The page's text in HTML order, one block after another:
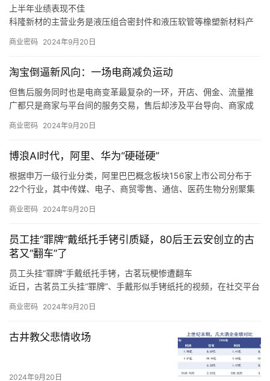
抖音不再陪小杨哥“疯狂”
2024年9月20日
科隆新材IPO：业绩波动、内控缺位或成上市“拦路虎”
上半年业绩表现不佳
科隆新材的主营业务是液压组合密封件和液压软管等橡塑新材料产
品的研发、生产和销售，以及煤矿辅助运输设备的整车设计、生
化橡塑新材料产品。
同时，如果未来煤炭主体能源地位被快速替代，下游客户新机装备
需求减少，科隆新材又未能拓展旧机维修业务，或是未能适应市场
变化、新技术和新产品未能顺应市场发展趋势，那么科隆新材就存
在橡塑新材料产品经营业绩下滑的风险，甚至可能会对公司整体经
商业密码 2024年9月20日
淘宝倒逼新风向：一场电商减负运动
但售后服务同时也是电商变革最复杂的一环，开店、佣金、流量推
广都只是商家与平台间的服务交易，售后却涉及平台导向、商家成
本和消费者体验三方，且受社会消费情绪变化、平台生态优劣的直
我们也发现，在这个过程中，电商平台的自我角色定位也在调整，
从推出「仅退款」的游戏规则制定者、大家长，逐渐过渡到生态系
统的设计者、平衡商家和消费者利益的服务商。
商业密码 2024年9月20日
博浪AI时代，阿里、华为“硬碰硬”
22个行业，其中传媒、电子、商贸零售、通信、医药生物分别聚集
了50、25、13、11、9只概念股。
根据申万一级行业分类，华为概念板块896家上市公司分布于28个
了220、193、92、65、61只概念股。
茗又“翻车”了
员工头挂“罪牌”手戴纸托手铐，古茗玩梗惨遭翻车
近日，古茗员工头挂“罪牌”、手戴形似手铐纸托的视频，在社交平台